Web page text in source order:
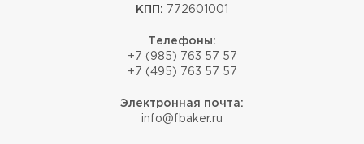
КПП: 772601001
Телефоны:
+7 (985) 763 57 57
+7 (495) 763 57 57
Электронная почта:
info@fbaker.ru